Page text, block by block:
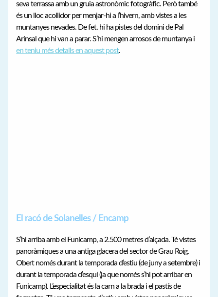
seva terrassa amb un gruia astronòmic fotogràfic. Però també
és un lloc acollidor per menjar-hi a l’hivern, amb vistes a les
muntanyes nevades. De fet. hi ha pistes del domini de Pal
Arinsal que hi van a parar. S’hi mengen arrosos de muntanya i
en teniu més detalls en aquest post.
El racó de Solanelles / Encamp
S’hi arriba amb el Funicamp, a 2.500 metres d’alçada. Té vistes
panoràmiques a una antiga glacera del sector de Grau Roig.
Obert només durant la temporada d’estiu (de juny a setembre) i
durant la temporada d’esquí (ja que només s’hi pot arribar en
Funicamp). L’especialitat és la carn a la brada i el pastís de